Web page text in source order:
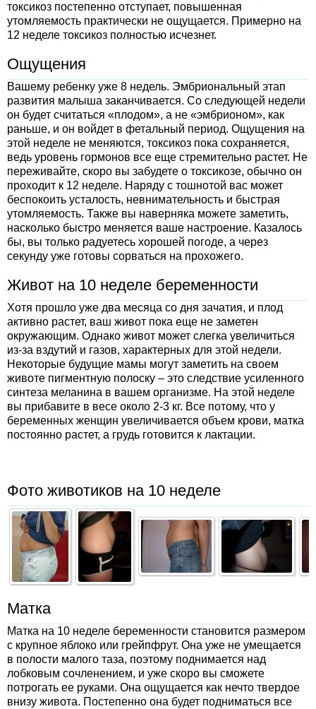
токсикоз постепенно отступает, повышенная
утомляемость практически не ощущается. Примерно на
12 неделе токсикоз полностью исчезнет.
Ощущения
Вашему ребенку уже 8 недель. Эмбриональный этап
развития малыша заканчивается. Со следующей недели
он будет считаться «плодом», а не «эмбрионом», как
раньше, и он войдет в фетальный период. Ощущения на
этой неделе не меняются, токсикоз пока сохраняется,
ведь уровень гормонов все еще стремительно растет. Не
переживайте, скоро вы забудете о токсикозе, обычно он
проходит к 12 неделе. Наряду с тошнотой вас может
беспокоить усталость, невнимательность и быстрая
утомляемость. Также вы наверняка можете заметить,
насколько быстро меняется ваше настроение. Казалось
бы, вы только радуетесь хорошей погоде, а через
секунду уже готовы сорваться на прохожего.
Живот на 10 неделе беременности
Хотя прошло уже два месяца со дня зачатия, и плод
активно растет, ваш живот пока еще не заметен
окружающим. Однако живот может слегка увеличиться
из-за вздутий и газов, характерных для этой недели.
Некоторые будущие мамы могут заметить на своем
животе пигментную полоску – это следствие усиленного
синтеза меланина в вашем организме. На этой неделе
вы прибавите в весе около 2-3 кг. Все потому, что у
беременных женщин увеличивается объем крови, матка
постоянно растет, а грудь готовится к лактации.
Фото животиков на 10 неделе
Матка
Матка на 10 неделе беременности становится размером
с крупное яблоко или грейпфрут. Она уже не умещается
в полости малого таза, поэтому поднимается над
лобковым сочленением, и уже скоро вы сможете
потрогать ее руками. Она ощущается как нечто твердое
внизу живота. Постепенно она будет подниматься все